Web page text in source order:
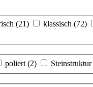
(21) klassisch (72)
poliert (2) Steinstruktur